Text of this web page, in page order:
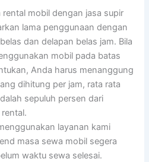
rental mobil dengan jasa supir
lama penggunaan dengan
dan delapan belas jam. Bila
mobil pada batas
Anda harus menanggung
dihitung per jam, rata rata
sepuluh persen dari
layanan kami
masa sewa mobil segera
waktu sewa selesai.